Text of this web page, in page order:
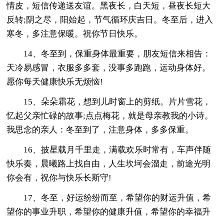
情皮，短信传递送友谊。黑夜长，白天短，昼夜长短大
反转;阴之尽，阳始起，节气循环庆吉日。冬至后，进入
寒冬，多注意保暖。祝你节日快乐。
14、冬至到，保重身体最重要，朋友短信来相告：
天冷易感冒，衣服多多套，没事多跑跑，运动身体好。
愿你每天健康快乐无烦恼!
15、朵朵霜花，想到儿时窗上的剪纸。片片雪花，
忆起父亲忙碌的故事;点点梅花，就是母亲教我的小诗。
我思念的亲人：冬至到了，注意身体，多多保重。
16、披星载月千里走，满载欢乐时常有，车声伴随
快乐奏，晨曦路上找自由，人生坎坷会溜走，前途光明
你会有，祝你与快乐长斯守!
17、冬至，好运纷纷而至，希望你的财运升值，希
望你的事业升职，希望你的健康升值，希望你的幸福升